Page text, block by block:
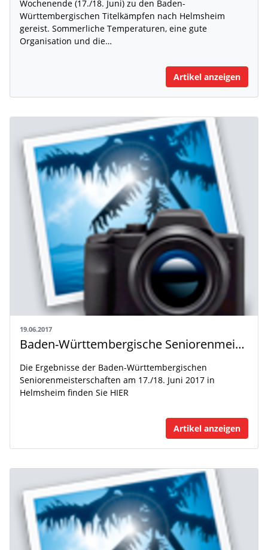
Wochenende (17./18. Juni) zu den Baden-
Württembergischen Titelkämpfen nach Helmsheim
gereist. Sommerliche Temperaturen, eine gute
Organisation und die…
Artikel anzeigen
19.06.2017
Baden-Württembergische Seniorenmeisterschaften in Helmsheim
Die Ergebnisse der Baden-Württembergischen
Seniorenmeisterschaften am 17./18. Juni 2017 in
Helmsheim finden Sie HIER
Artikel anzeigen